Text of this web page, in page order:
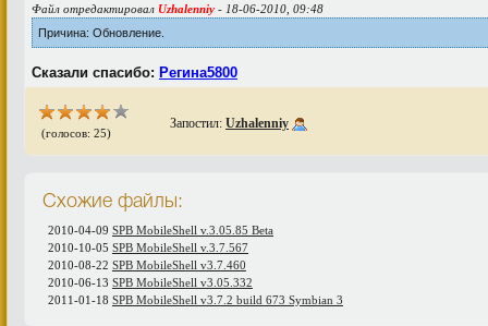
Файл отредактировал Uzhalenniy - 18-06-2010, 09:48
Причина: Обновление.
Сказали спасибо: Регина5800
(голосов: 25)
Запостил: Uzhalenniy
Схожие файлы:
2010-04-09 SPB MobileShell v.3.05.85 Beta
2010-10-05 SPB MobileShell v.3.7.567
2010-08-22 SPB MobileShell v3.7.460
2010-06-13 SPB MobileShell v3.05.332
2011-01-18 SPB MobileShell v3.7.2 build 673 Symbian 3